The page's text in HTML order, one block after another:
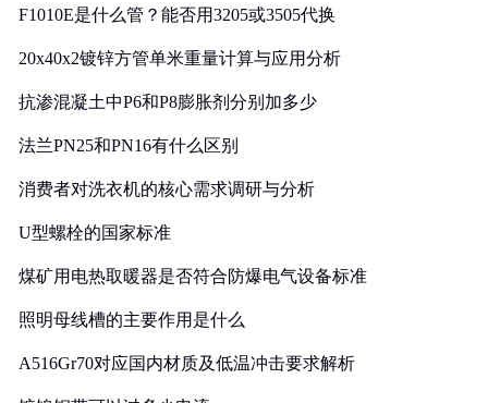
F1010E是什么管？能否用3205或3505代换
20x40x2镀锌方管单米重量计算与应用分析
抗渗混凝土中P6和P8膨胀剂分别加多少
法兰PN25和PN16有什么区别
消费者对洗衣机的核心需求调研与分析
U型螺栓的国家标准
煤矿用电热取暖器是否符合防爆电气设备标准
照明母线槽的主要作用是什么
A516Gr70对应国内材质及低温冲击要求解析